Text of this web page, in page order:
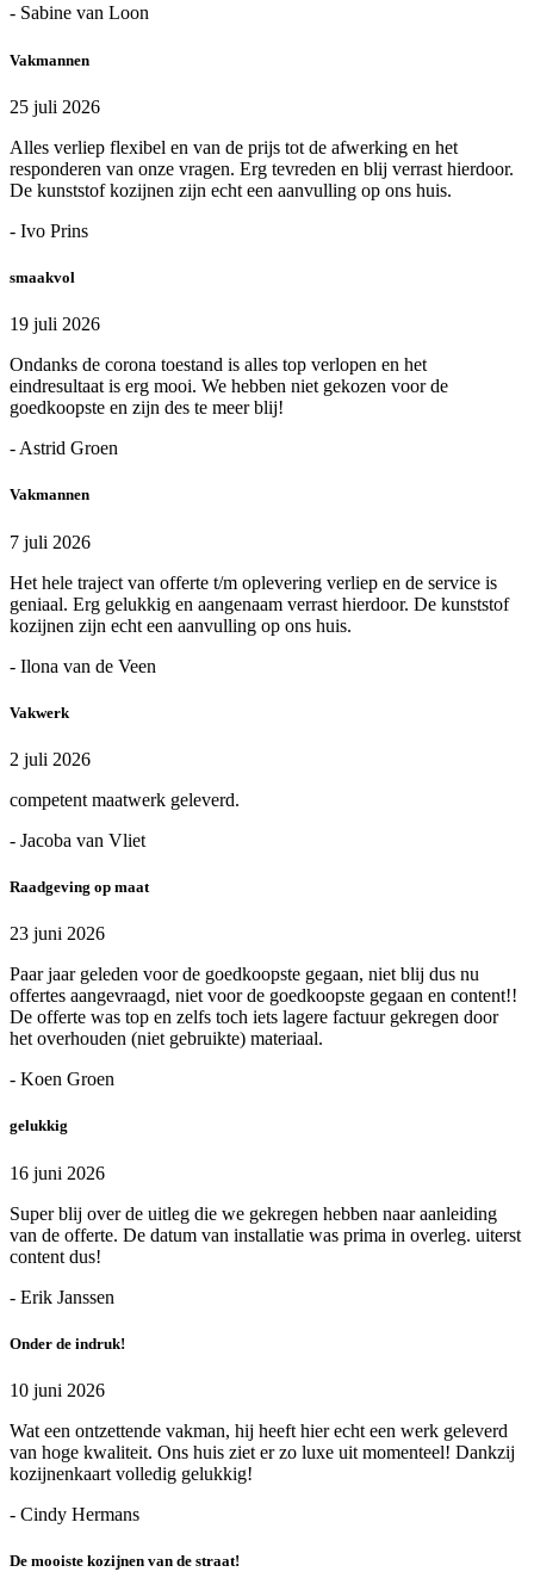
- Sabine van Loon
Vakmannen
25 juli 2026
Alles verliep flexibel en van de prijs tot de afwerking en het
responderen van onze vragen. Erg tevreden en blij verrast hierdoor.
De kunststof kozijnen zijn echt een aanvulling op ons huis.
- Ivo Prins
smaakvol
19 juli 2026
Ondanks de corona toestand is alles top verlopen en het
eindresultaat is erg mooi. We hebben niet gekozen voor de
goedkoopste en zijn des te meer blij!
- Astrid Groen
Vakmannen
7 juli 2026
Het hele traject van offerte t/m oplevering verliep en de service is
geniaal. Erg gelukkig en aangenaam verrast hierdoor. De kunststof
kozijnen zijn echt een aanvulling op ons huis.
- Ilona van de Veen
Vakwerk
2 juli 2026
competent maatwerk geleverd.
- Jacoba van Vliet
Raadgeving op maat
23 juni 2026
Paar jaar geleden voor de goedkoopste gegaan, niet blij dus nu
offertes aangevraagd, niet voor de goedkoopste gegaan en content!!
De offerte was top en zelfs toch iets lagere factuur gekregen door
het overhouden (niet gebruikte) materiaal.
- Koen Groen
gelukkig
16 juni 2026
Super blij over de uitleg die we gekregen hebben naar aanleiding
van de offerte. De datum van installatie was prima in overleg. uiterst
content dus!
- Erik Janssen
Onder de indruk!
10 juni 2026
Wat een ontzettende vakman, hij heeft hier echt een werk geleverd
van hoge kwaliteit. Ons huis ziet er zo luxe uit momenteel! Dankzij
kozijnenkaart volledig gelukkig!
- Cindy Hermans
De mooiste kozijnen van de straat!